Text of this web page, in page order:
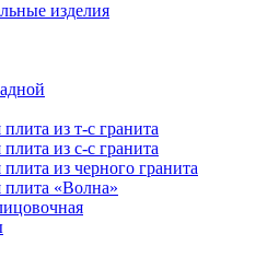
изделия
из т-с гранита
из с-с гранита
из черного гранита
«Волна»